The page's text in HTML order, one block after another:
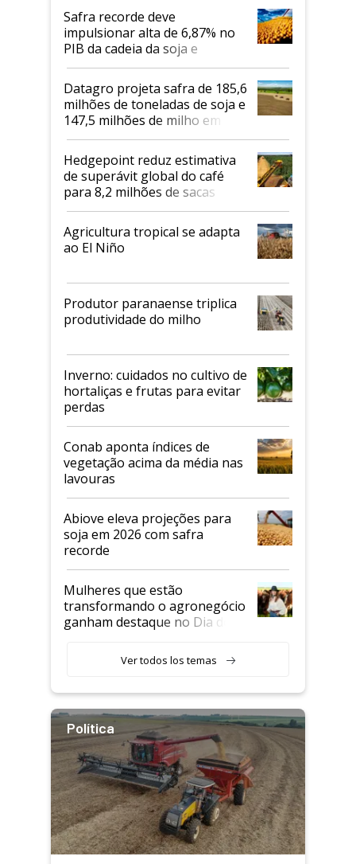
Safra recorde deve
impulsionar alta de 6,87% no
PIB da cadeia da soja e
biodiesel em 2026
Datagro projeta safra de 185,6
milhões de toneladas de soja e
147,5 milhões de milho em
2026/27
Hedgepoint reduz estimativa
de superávit global do café
para 8,2 milhões de sacas
Agricultura tropical se adapta
ao El Niño
Produtor paranaense triplica
produtividade do milho
Inverno: cuidados no cultivo de
hortaliças e frutas para evitar
perdas
Conab aponta índices de
vegetação acima da média nas
lavouras
Abiove eleva projeções para
soja em 2026 com safra
recorde
Mulheres que estão
transformando o agronegócio
ganham destaque no Dia do
Ver todos los temas
Política